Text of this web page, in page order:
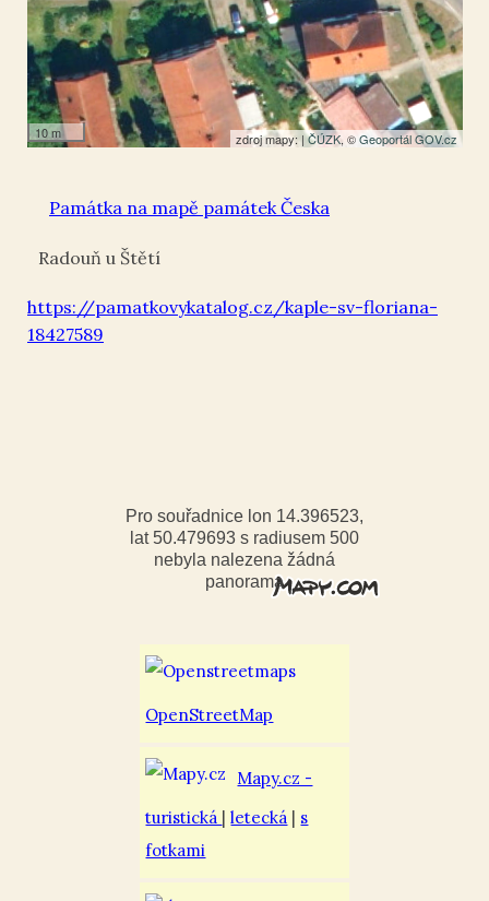
10 m zdroj mapy: |ČÚZK, ©Geoportál GOV.cz
Památka na mapě památek Česka
Radouň u Štětí
https://pamatkovykatalog.cz/kaple-sv-floriana-
18427589
Pro souřadnice lon 14.396523,
lat 50.479693 s radiusem 500
nebyla nalezena žádná
panorama
OpenStreetMap
Mapy.cz -
turistická |letecká | s
fotkami